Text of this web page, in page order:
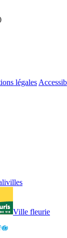
légales
Ville fleurie